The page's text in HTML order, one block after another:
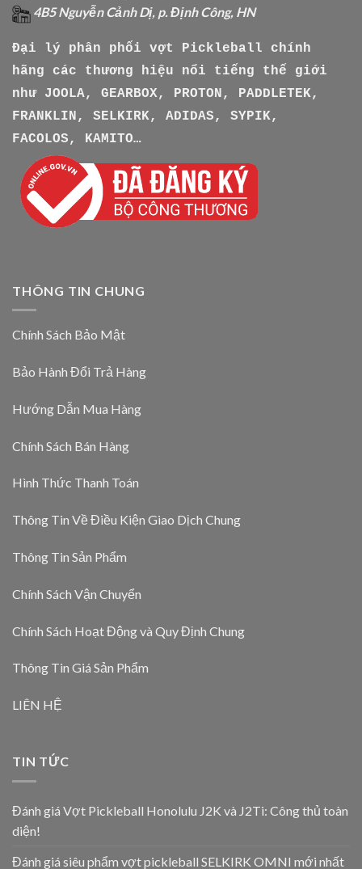
4B5 Nguyễn Cảnh Dị, p. Định Công, HN
Đại lý phân phối vợt Pickleball chính
hãng các thương hiệu nổi tiếng thế giới
như
JOOLA, GEARBOX, PROTON, PADDLETEK,
FRANKLIN, SELKIRK, ADIDAS, SYPIK,
FACOLOS, KAMITO…
THÔNG TIN CHUNG
Chính Sách Bảo Mật
Bảo Hành Đổi Trả Hàng
Hướng Dẫn Mua Hàng
Chính Sách Bán Hàng
Hình Thức Thanh Toán
Thông Tin Về Điều Kiện Giao Dịch Chung
Thông Tin Sản Phẩm
Chính Sách Vận Chuyển
Chính Sách Hoạt Động và Quy Định Chung
Thông Tin Giá Sản Phẩm
LIÊN HỆ
TIN TỨC
Đánh giá Vợt Pickleball Honolulu J2K và J2Ti: Công thủ toàn
diện!
Đánh giá siêu phẩm vợt pickleball SELKIRK OMNI mới nhất